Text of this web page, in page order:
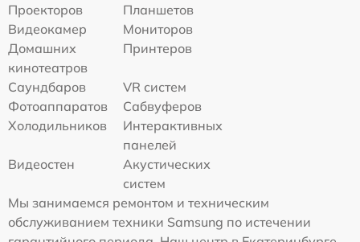
Проекторов
Планшетов
Видеокамер
Мониторов
Домашних
кинотеатров
Принтеров
Саундбаров
VR систем
Фотоаппаратов
Сабвуферов
Холодильников
Интерактивных
панелей
Видеостен
Акустических
систем
Мы занимаемся ремонтом и техническим
обслуживанием техники Samsung по истечении